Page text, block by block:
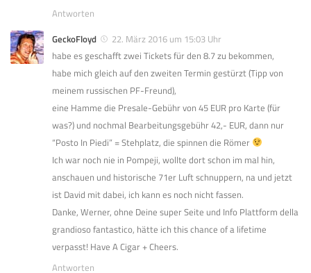
Antworten
GeckoFloyd
22. März 2016 um 15:03 Uhr
habe es geschafft zwei Tickets für den 8.7 zu bekommen,
habe mich gleich auf den zweiten Termin gestürzt (Tipp von
meinem russischen PF-Freund),
eine Hamme die Presale-Gebühr von 45 EUR pro Karte (für
was?) und nochmal Bearbeitungsgebühr 42,- EUR, dann nur
“Posto In Piedi” = Stehplatz, die spinnen die Römer
Ich war noch nie in Pompeji, wollte dort schon im mal hin,
anschauen und historische 71er Luft schnuppern, na und jetzt
ist David mit dabei, ich kann es noch nicht fassen.
Danke, Werner, ohne Deine super Seite und Info Plattform della
grandioso fantastico, hätte ich this chance of a lifetime
verpasst! Have A Cigar + Cheers.
Antworten